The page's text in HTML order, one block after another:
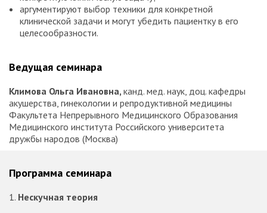
аргументируют выбор техники для конкретной
клинической задачи и могут убедить пациентку в его
целесообразности.
Ведущая семинара
Климова Ольга Ивановна, канд. мед. наук, доц. кафедры
акушерства, гинекологии и репродуктивной медицины
Факультета Непрерывного Медицинского Образования
Медицинского института Российского университета
дружбы народов (Москва)
Программа семинара
1. Нескучная теория